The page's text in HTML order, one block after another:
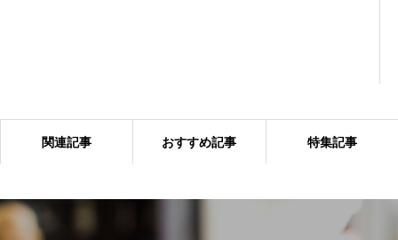
関連記事 おすすめ記事 特集記事